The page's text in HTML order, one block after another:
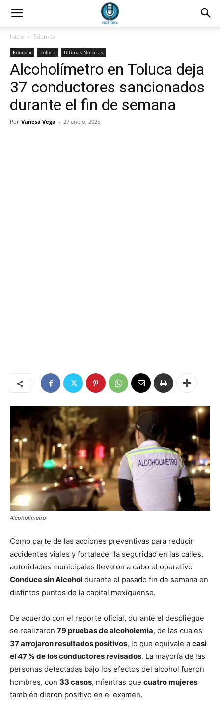
Inicio Edoméx
Edoméx Toluca Últimas Noticias
Alcoholímetro en Toluca deja
37 conductores sancionados
durante el fin de semana
Por Vanesa Vega - 27 enero, 2026
Alcoholímetro
Como parte de las acciones preventivas para reducir
accidentes viales y fortalecer la seguridad en las calles,
autoridades municipales llevaron a cabo el operativo
Conduce sin Alcohol durante el pasado fin de semana en
distintos puntos de la capital mexiquense.
De acuerdo con el reporte oficial, durante el despliegue
se realizaron 79 pruebas de alcoholemia, de las cuales
37 arrojaron resultados positivos, lo que equivale a casi
el 47 % de los conductores revisados. La mayoría de las
personas detectadas bajo los efectos del alcohol fueron
hombres, con 33 casos, mientras que cuatro mujeres
también dieron positivo en el examen.